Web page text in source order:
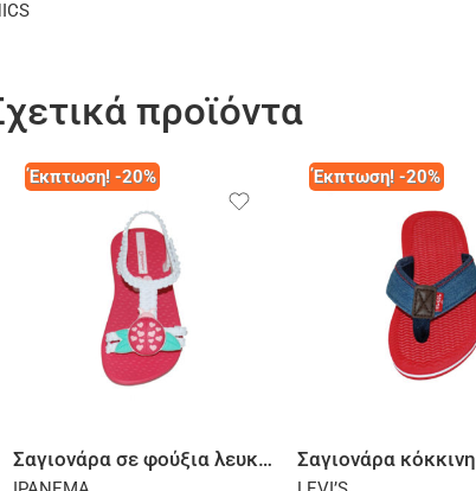
προϊόντα
Έκπτωση! -20%
Σαγιονάρα σε φούξια λευκή ή κίτρινη λιλά
Έκπτωση! -20%
Σαγιονάρα κόκκινη